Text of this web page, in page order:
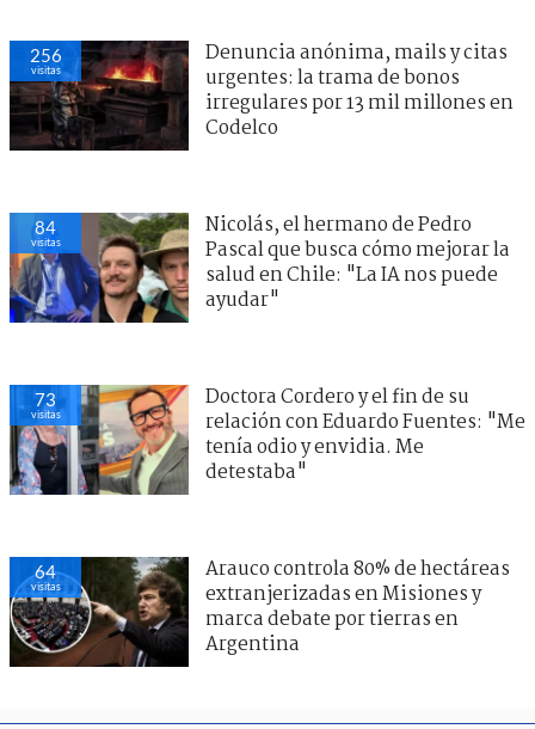
256
visitas
Denuncia anónima, mails y citas
urgentes: la trama de bonos
irregulares por 13 mil millones en
Codelco
84
visitas
Nicolás, el hermano de Pedro
Pascal que busca cómo mejorar la
salud en Chile: "La IA nos puede
ayudar"
73
visitas
Doctora Cordero y el fin de su
relación con Eduardo Fuentes: "Me
tenía odio y envidia. Me
detestaba"
64
visitas
Arauco controla 80% de hectáreas
extranjerizadas en Misiones y
marca debate por tierras en
Argentina